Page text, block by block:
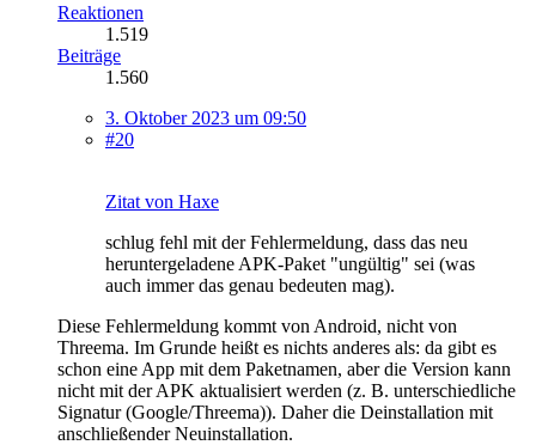
Reaktionen
1.519
Beiträge
1.560
3. Oktober 2023 um 09:50
#20
Zitat von Haxe
schlug fehl mit der Fehlermeldung, dass das neu
heruntergeladene APK-Paket "ungültig" sei (was
auch immer das genau bedeuten mag).
Diese Fehlermeldung kommt von Android, nicht von
Threema. Im Grunde heißt es nichts anderes als: da gibt es
schon eine App mit dem Paketnamen, aber die Version kann
nicht mit der APK aktualisiert werden (z. B. unterschiedliche
Signatur (Google/Threema)). Daher die Deinstallation mit
anschließender Neuinstallation.